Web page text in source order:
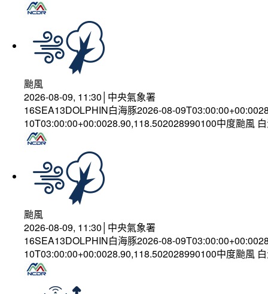
颱風
2026-08-09, 11:30│中央氣象署
16SEA13DOLPHIN白海豚2026-08-
10T03:00:00+00:0028.90,118.502028990100中度颱風
颱風
2026-08-09, 11:30│中央氣象署
16SEA13DOLPHIN白海豚2026-08-
10T03:00:00+00:0028.90,118.502028990100中度颱風